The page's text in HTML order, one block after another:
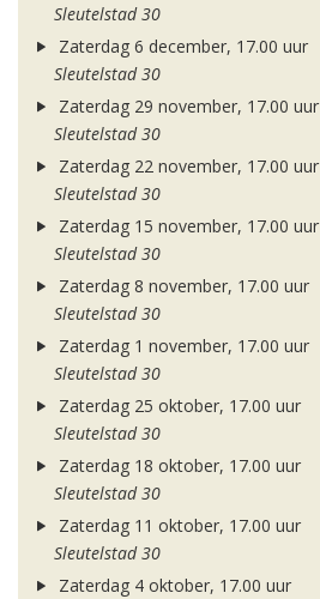
Sleutelstad 30
Zaterdag 6 december, 17.00 uur
Sleutelstad 30
Zaterdag 29 november, 17.00 uur
Sleutelstad 30
Zaterdag 22 november, 17.00 uur
Sleutelstad 30
Zaterdag 15 november, 17.00 uur
Sleutelstad 30
Zaterdag 8 november, 17.00 uur
Sleutelstad 30
Zaterdag 1 november, 17.00 uur
Sleutelstad 30
Zaterdag 25 oktober, 17.00 uur
Sleutelstad 30
Zaterdag 18 oktober, 17.00 uur
Sleutelstad 30
Zaterdag 11 oktober, 17.00 uur
Sleutelstad 30
Zaterdag 4 oktober, 17.00 uur